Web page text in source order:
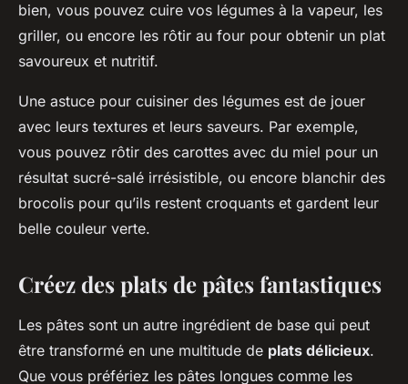
bien, vous pouvez cuire vos légumes à la vapeur, les
griller, ou encore les rôtir au four pour obtenir un plat
savoureux et nutritif.
Une astuce pour cuisiner des légumes est de jouer
avec leurs textures et leurs saveurs. Par exemple,
vous pouvez rôtir des carottes avec du miel pour un
résultat sucré-salé irrésistible, ou encore blanchir des
brocolis pour qu’ils restent croquants et gardent leur
belle couleur verte.
Créez des plats de pâtes fantastiques
Les pâtes sont un autre ingrédient de base qui peut
être transformé en une multitude de plats délicieux.
Que vous préfériez les pâtes longues comme les